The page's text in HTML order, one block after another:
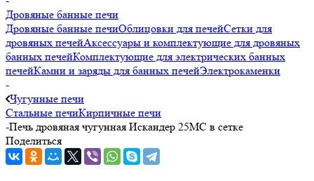
Дровяные банные печи
Дровяные банные печиОблицовки для печейСетки для
дровяных печейАксессуары и комплектующие для дровяных
банных печейКомплектующие для электрических банных
печейКамни и заряды для банных печейЭлектрокаменки
-
Чугунные печи
Стальные печиКирпичные печи
-Печь дровяная чугунная Искандер 25МС в сетке
Поделиться